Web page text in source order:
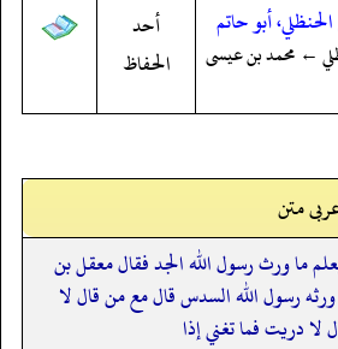
أبو حاتم
← محمد بن عيسى
أحد
الحفاظ
متن
ما ورث رسول الله الجد فقال معقل بن
ورثه رسول الله السدس قال مع من قال لا
لا دريت فما تغني إذا